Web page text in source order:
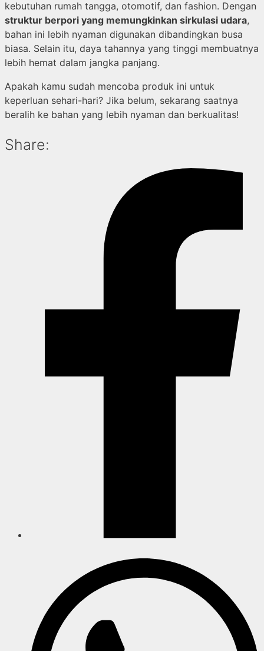
kebutuhan rumah tangga, otomotif, dan fashion. Dengan
struktur berpori yang memungkinkan sirkulasi udara,
bahan ini lebih nyaman digunakan dibandingkan busa
biasa. Selain itu, daya tahannya yang tinggi membuatnya
lebih hemat dalam jangka panjang.
Apakah kamu sudah mencoba produk ini untuk
keperluan sehari-hari? Jika belum, sekarang saatnya
beralih ke bahan yang lebih nyaman dan berkualitas!
Share: